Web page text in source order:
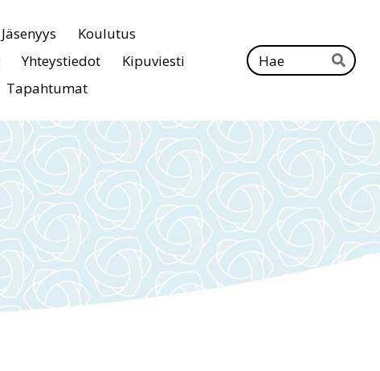
Jäsenyys
Koulutus
Yhteystiedot
Kipuviesti
Tapahtumat
Hae